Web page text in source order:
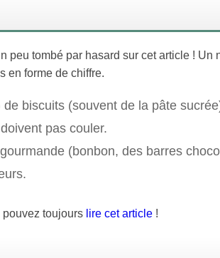
peu tombé par hasard sur cet article ! Un
en forme de chiffre.
biscuits (souvent de la pâte
pas couler.
(bonbon, des barres
toujours lire cet article!